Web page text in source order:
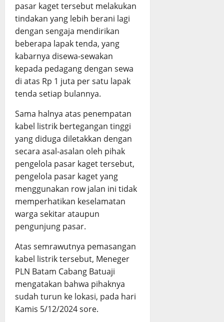
pasar kaget tersebut melakukan
tindakan yang lebih berani lagi
dengan sengaja mendirikan
beberapa lapak tenda, yang
kabarnya disewa-sewakan
kepada pedagang dengan sewa
di atas Rp 1 juta per satu lapak
tenda setiap bulannya.
Sama halnya atas penempatan
kabel listrik bertegangan tinggi
yang diduga diletakkan dengan
secara asal-asalan oleh pihak
pengelola pasar kaget tersebut,
pengelola pasar kaget yang
menggunakan row jalan ini tidak
memperhatikan keselamatan
warga sekitar ataupun
pengunjung pasar.
Atas semrawutnya pemasangan
kabel listrik tersebut, Meneger
PLN Batam Cabang Batuaji
mengatakan bahwa pihaknya
sudah turun ke lokasi, pada hari
Kamis 5/12/2024 sore.